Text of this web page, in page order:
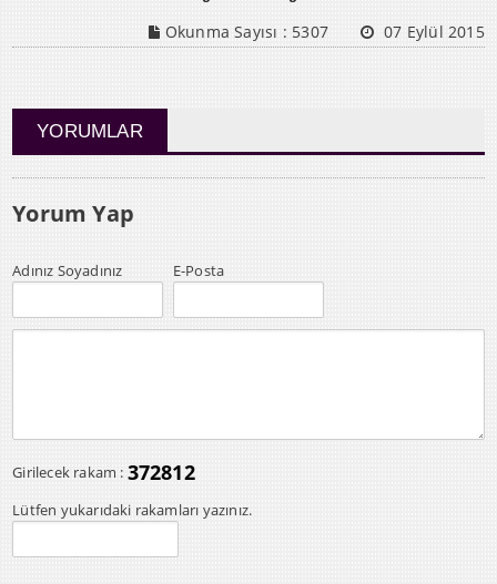
Okunma Sayısı : 5307 07 Eylül 2015
YORUMLAR
Yorum Yap
Adınız Soyadınız E-Posta
Girilecek rakam : 372812
Lütfen yukarıdaki rakamları yazınız.